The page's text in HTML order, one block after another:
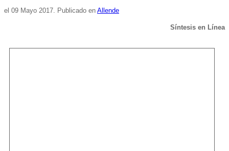
el 09 Mayo 2017. Publicado en Allende
Síntesis en Línea